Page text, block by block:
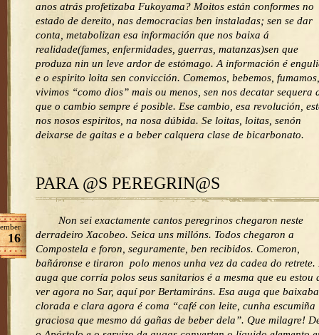
anos atrás profetizaba Fukoyama? Moitos están conformes no
estado de dereito, nas democracias ben instaladas; sen se dar
conta, metabolizan esa información que nos baixa á
realidade(fames, enfermidades, guerras, matanzas)sen que
produza nin un leve ardor de estómago. A información é
e o espirito loita sen convicción. Comemos, bebemos, fumamos,
vivimos “como dios” mais ou menos, sen nos decatar sequera
que o cambio sempre é posible. Ese cambio, esa revolución,
nos nosos espiritos, na nosa dúbida. Se loitas, loitas, senón
deixarse de gaitas e a beber calquera clase de bicarbonato.
PARA @S PEREGRIN@S
16
Non sei exactamente cantos peregrinos chegaron neste
derradeiro Xacobeo. Seica uns millóns. Todos chegaron a
Compostela e foron, seguramente, ben recibidos. Comeron,
bañáronse e tiraron polo menos unha vez da cadea do retrete.
auga que corría polos seus sanitarios é a mesma que eu estou
ver agora no Sar, aquí por Bertamiráns. Esa auga que baixaba
clorada e clara agora é coma “café con leite, cunha escumiña
graciosa que mesmo dá gañas de beber dela”. Que milagre!